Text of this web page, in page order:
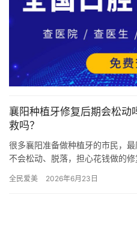
襄阳种植牙修复后期会松动
救吗？
很多襄阳准备做种植牙的市民，
不会松动、脱落，担心花钱做的
提下，…
全民爱美 2026年6月23日